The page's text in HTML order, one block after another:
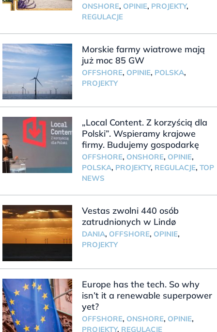
ONSHORE, OPINIE, PROJEKTY,
REGULACJE
Morskie farmy wiatrowe mają
już moc 85 GW
OFFSHORE, OPINIE, POLSKA,
PROJEKTY
„Local Content. Z korzyścią dla
Polski”. Wspieramy krajowe
firmy. Budujemy gospodarkę
OFFSHORE, ONSHORE, OPINIE,
POLSKA, PROJEKTY, REGULACJE, TOP
NEWS
Vestas zwolni 440 osób
zatrudnionych w Lindø
DANIA, OFFSHORE, OPINIE,
PROJEKTY
Europe has the tech. So why
isn’t it a renewable superpower
yet?
OFFSHORE, ONSHORE, OPINIE,
PROJEKTY, REGULACJE